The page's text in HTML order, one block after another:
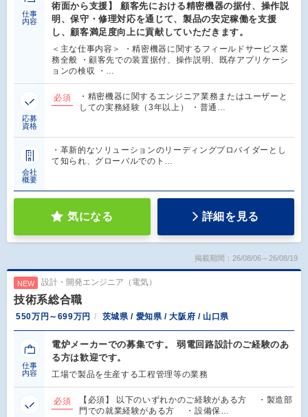
仕事
内容
術面から支援】 顧客先における精密機器の据付、操作説
明、保守・修理対応を通じて、製品の安定稼働を支援
し、顧客満足度向上に貢献していただきます。
＜主な仕事内容＞ ・精密機器に関するフィールドサービス業
務全般 ・顧客先での装置据付、操作説明、既存アプリケーシ
ョンの検収 ・…
応募
資格
必須
・精密機器に関するエンジニア業務またはユーザーと
しての実務経験（3年以上） ・普通…
会社
概要
・革新的なソリューションのリーディングプロバイダーとし
て知られ、グローバルでのト…
気になる 詳細を見る
掲載期間：26/08/06～26/08/19
NEW 設計・開発エンジニア（電気）
技術系総合職
550万円～699万円 茨城県 / 愛知県 / 大阪府 / 山口県
仕事
内容
電炉メーカーでの募集です。 弱電回路設計のご経験のあ
る方は歓迎です。
工場で製品を生産する工程管理等の業務
必須
【必須】 以下のいずれかのご経験がある方 ・製造部
門での就業経験がある方 ・設備保…